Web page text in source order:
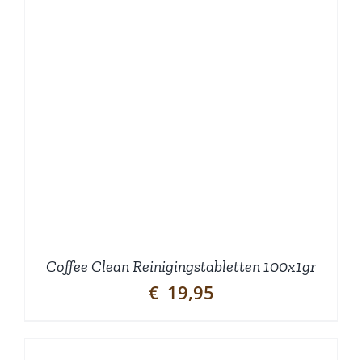
Coffee Clean Reinigingstabletten 100x1gr
€ 19,95